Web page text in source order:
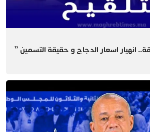
انهيار اسعار الدجاج و حقيقة التسمين ”